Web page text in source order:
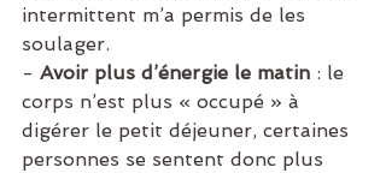
intermittent m’a permis de les
soulager.
- Avoir plus d’énergie le matin : le
corps n’est plus « occupé » à
digérer le petit déjeuner, certaines
personnes se sentent donc plus